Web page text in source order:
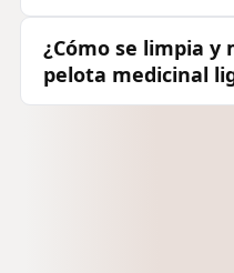
¿Cómo se limpia y
pelota medicinal